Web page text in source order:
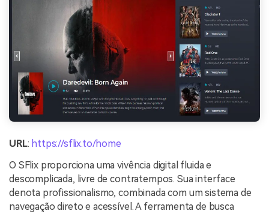
URL: https://sflix.to/home
O SFlix proporciona uma vivência digital fluida e
descomplicada, livre de contratempos. Sua interface
denota profissionalismo, combinada com um sistema de
navegação direto e acessível. A ferramenta de busca